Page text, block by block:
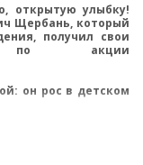
открытую улыбку!
Щербань, который
получил свои
по акции
он рос в детском